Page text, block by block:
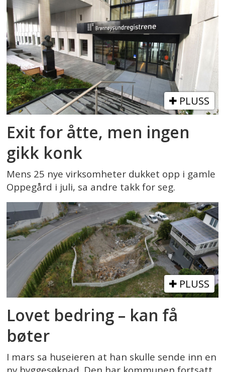
PLUSS
Exit for åtte, men ingen
gikk konk
Mens 25 nye virksomheter dukket opp i gamle
Oppegård i juli, sa andre takk for seg.
PLUSS
Lovet bedring – kan få
bøter
I mars sa huseieren at han skulle sende inn en